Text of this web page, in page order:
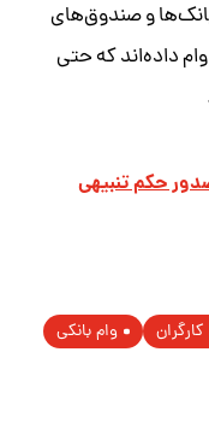
و صندوق‌های
داده‌اند که حتی
حکم تنبیهی
وام بانکی